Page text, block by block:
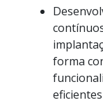
forma